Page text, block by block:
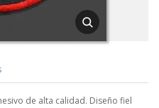
de alta calidad. Diseño fiel